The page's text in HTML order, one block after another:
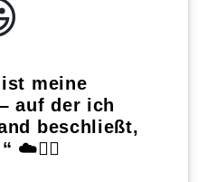
ist meine
auf der ich
beschließt,
☁️🧘‍♀️